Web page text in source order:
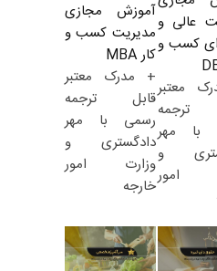
عالی و
کسب و
معتبر
ترجمه
با مهر
و
امور
آموزش مجازی
مدیریت کسب و
کار MBA
+ مدرک معتبر
قابل ترجمه
رسمی با مهر
دادگستری و
وزارت امور
خارجه